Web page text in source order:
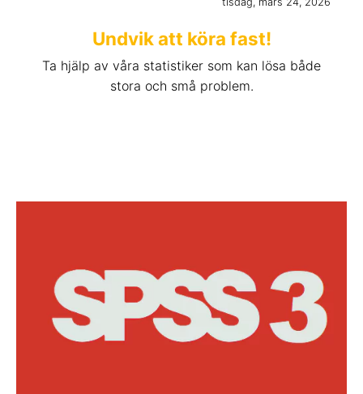
Undvik att köra fast!
Ta hjälp av våra statistiker som kan lösa både
stora och små problem.